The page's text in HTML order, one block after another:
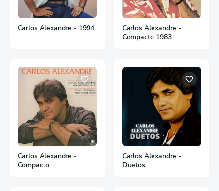
Carlos Alexandre - 1994
Carlos Alexandre -
Compacto 1983
Carlos Alexandre -
Compacto
Carlos Alexandre -
Duetos